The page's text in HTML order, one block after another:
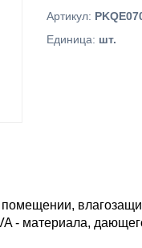
Артикул:
Единица: шт.
- материала,